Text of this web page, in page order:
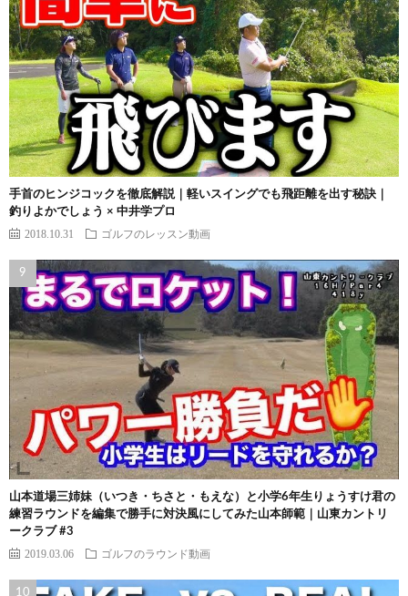
手首のヒンジコックを徹底解説｜軽いスイングでも飛距離を出す秘訣｜
釣りよかでしょう × 中井学プロ
2018.10.31 ゴルフのレッスン動画
山本道場三姉妹（いつき・ちさと・もえな）と小学6年生りょうすけ君の
練習ラウンドを編集で勝手に対決風にしてみた山本師範｜山東カントリ
ークラブ #3
2019.03.06 ゴルフのラウンド動画